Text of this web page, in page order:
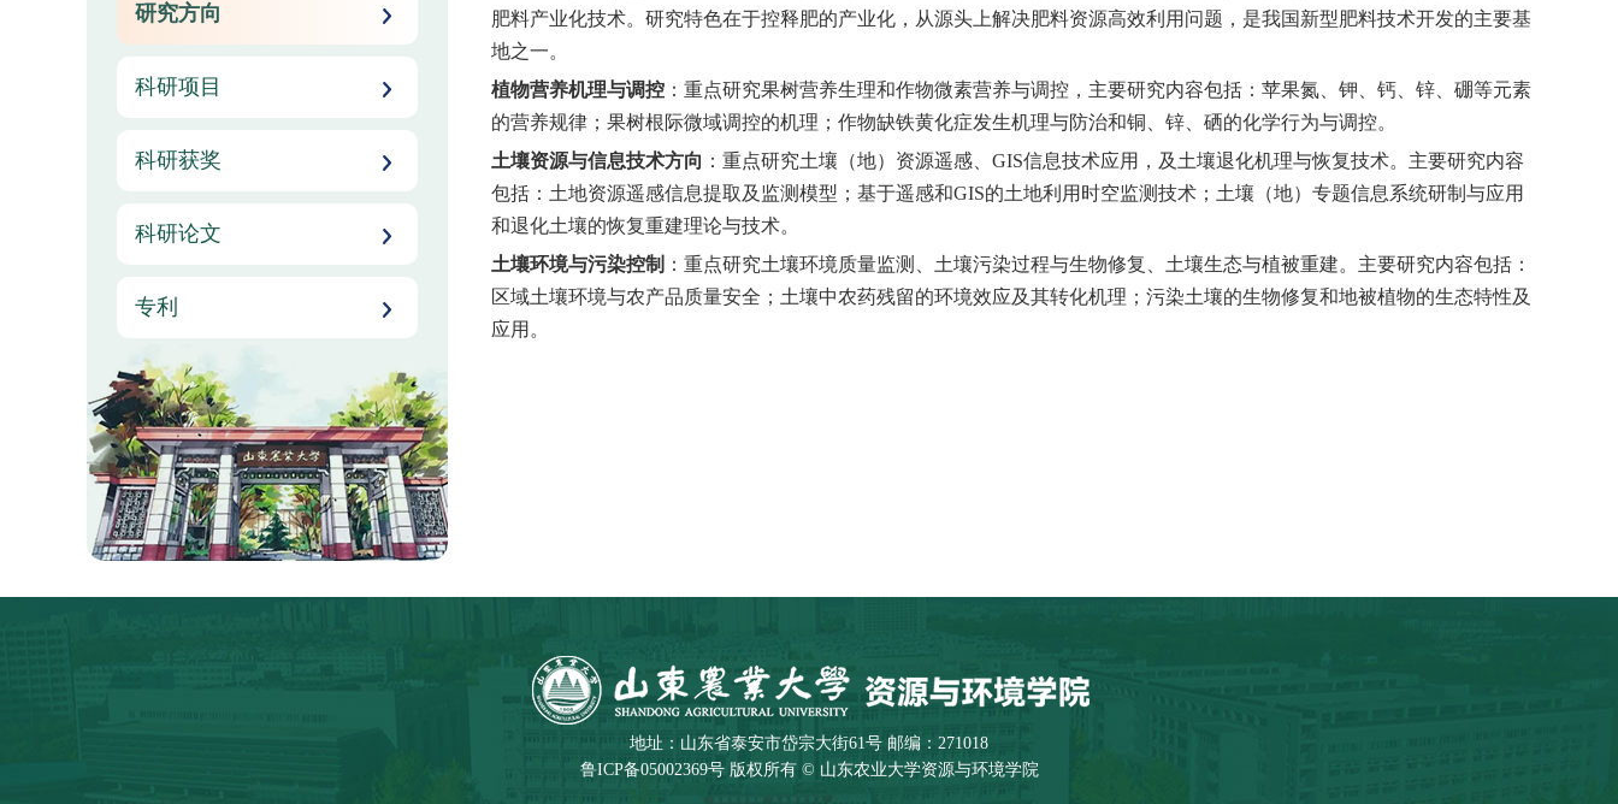
肥料产业化技术。研究特色在于控释肥的产业化，从源头上解决肥料资源高效利用问题，是我国新型肥料技术开发的主要基
地之一。
植物营养机理与调控 ： 重点研究果树营养生理和作物微素营养与调控，主要研究内容包括：苹果氮、钾、钙、锌、硼等元素
的营养规律；果树根际微域调控的机理；作物缺铁黄化症发生机理与防治和铜、锌、硒的化学行为与调控。
土壤资源与信息技术方向 ： 重点研究土壤（地）资源遥感、 GIS信息技术应用，及土壤退化机理与恢复技术。主要研究内容
包括：土地资源遥感信息提取及监测模型；基于遥感和GIS的土地利用时空监测技术；土壤（地）专题信息系统研制与应用
和退化土壤的恢复重建理论与技术。
土壤环境与污染控制 ： 重点研究土壤环境质量监测、土壤污染过程与生物修复、土壤生态与植被重建。主要研究内容包括：
区域土壤环境与农产品质量安全；土壤中农药残留的环境效应及其转化机理；污染土壤的生物修复和地被植物的生态特性及
应用。
研究方向
科研项目
科研获奖
科研论文
专利
地址：山东省泰安市岱宗大街61号 邮编：271018
鲁ICP备05002369号 版权所有 © 山东农业大学资源与环境学院